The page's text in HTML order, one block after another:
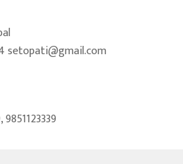
setopati@gmail.com